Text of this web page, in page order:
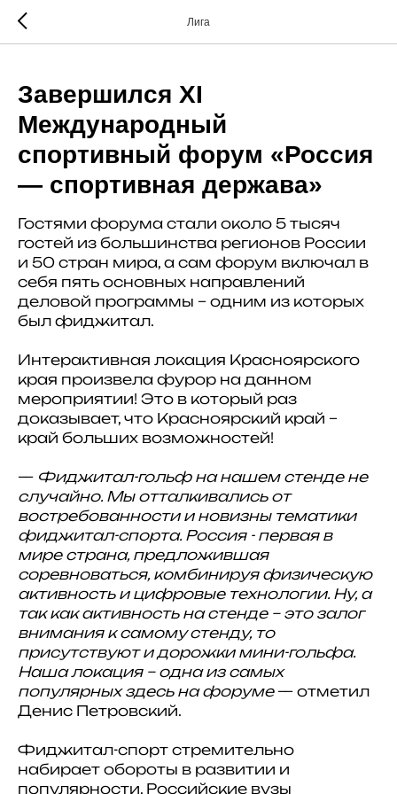
Лига
Завершился XI
Международный
спортивный форум «Россия
— спортивная держава»
Гостями форума стали около 5 тысяч
гостей из большинства регионов России
и 50 стран мира, а сам форум включал в
себя пять основных направлений
деловой программы – одним из которых
был фиджитал.
Интерактивная локация Красноярского
края произвела фурор на данном
мероприятии! Это в который раз
доказывает, что Красноярский край –
край больших возможностей!
— Фиджитал-гольф на нашем стенде не
случайно. Мы отталкивались от
востребованности и новизны тематики
фиджитал-спорта. Россия - первая в
мире страна, предложившая
соревноваться, комбинируя физическую
активность и цифровые технологии. Ну, а
так как активность на стенде – это залог
внимания к самому стенду, то
присутствуют и дорожки мини-гольфа.
Наша локация – одна из самых
популярных здесь на форуме— отметил
Денис Петровский.
Фиджитал-спорт стремительно
набирает обороты в развитии и
популярности. Российские вузы